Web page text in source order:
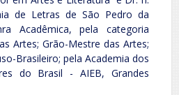
de Letras de São Pedro da
Acadêmica, pela categoria
Artes; Grão-Mestre das Artes;
Brasileiro; pela Academia dos
do Brasil - AIEB, Grandes